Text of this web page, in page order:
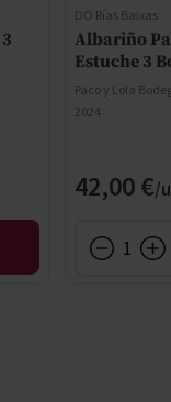
DO Rías Baixas
Albariño
Estuche 3
Paco y Lola
2024
42,00 €